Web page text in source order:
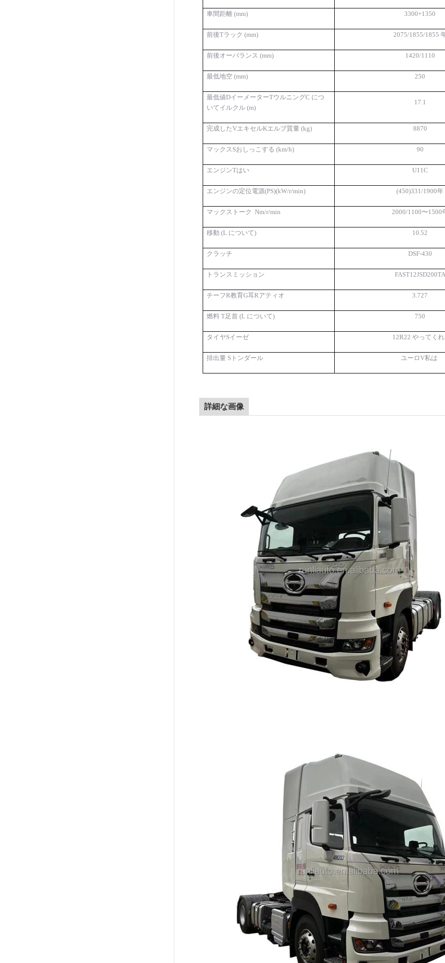
車間距離 (mm) 3300+1350
前後Tラック (mm) 2075/1855/1855
前後オーバランス (mm) 1420/1110
最低地空 (mm) 250
最低値DイーメーターTウルニングC につ
いてイルクル (m)
17.1
完成したVエキセルKエルブ質量 (kg) 8870
マックス Sおしっこする (km/h) 90
エンジンTはい U11C
エンジンの定位電源(PS)(kW/r/min) (450)331/1900年
マックストーク Nm/r/min 2000/1100〜1500
移動 (L について) 10.52
クラッチ DSF-430
トランスミッション FAST12JSD200TA
チーフR教育G耳Rアティオ 3.727
燃料 T足首 (L について) 750
タイヤSイーゼ 12R22 やってく
排出量 S トンダール ユーロV私は
詳細な画像